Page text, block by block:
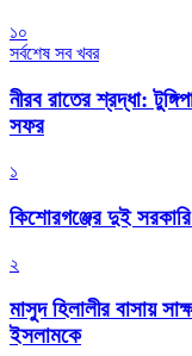
১০
সর্বশেষ সব খবর
নীরব রাতের শ্রদ্ধা:
সফর
১
কিশোরগঞ্জের দুই
২
মাসুদ হিলালীর বাসায়
ইসলামকে